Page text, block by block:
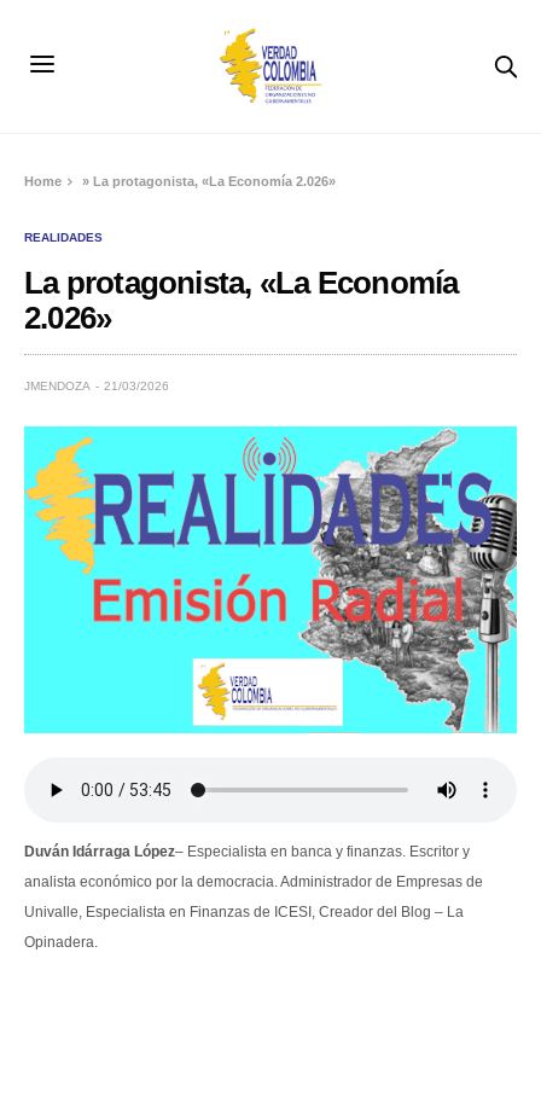
Home »La protagonista, «La Economía 2.026»
REALIDADES
La protagonista, «La Economía
2.026»
JMENDOZA 21/03/2026
Duván Idárraga López– Especialista en banca y finanzas. Escritor y
analista económico por la democracia. Administrador de Empresas de
Univalle, Especialista en Finanzas de ICESI, Creador del Blog – La
Opinadera.